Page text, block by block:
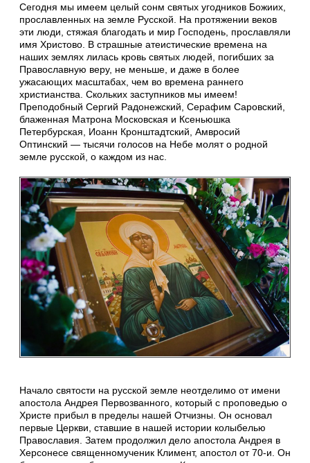
Сегодня мы имеем целый сонм святых угодников Божиих,
прославленных на земле Русской. На протяжении веков
эти люди, стяжая благодать и мир Господень, прославляли
имя Христово. В страшные атеистические времена на
наших землях лилась кровь святых людей, погибших за
Православную веру, не меньше, и даже в более
ужасающих масштабах, чем во времена раннего
христианства. Скольких заступников мы имеем!
Преподобный Сергий Радонежский, Серафим Саровский,
блаженная Матрона Московская и Ксеньюшка
Петербурская, Иоанн Кронштадтский, Амвросий
Оптинский — тысячи голосов на Небе молят о родной
земле русской, о каждом из нас.
Начало святости на русской земле неотделимо от имени
апостола Андрея Первозванного, который с проповедью о
Христе прибыл в пределы нашей Отчизны. Он основал
первые Церкви, ставшие в нашей истории колыбелью
Православия. Затем продолжил дело апостола Андрея в
Херсонесе священномученик Климент, апостол от 70-и. Он